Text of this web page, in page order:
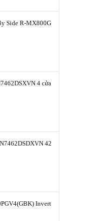
Side R-MX800G
4 cửa
42
Invert